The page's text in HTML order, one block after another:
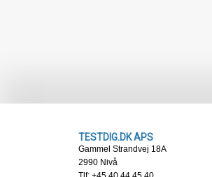
TESTDIG.DK APS
Gammel Strandvej 18A
2990 Nivå